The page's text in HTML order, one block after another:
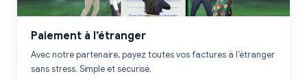
INTERNATIONAL
Paiement à l’étranger
Avec notre partenaire, payez toutes vos factures à l’étranger
sans stress. Simple et sécurisé.